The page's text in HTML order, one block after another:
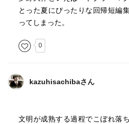
最初は取材な感じで始まったの
れまでの歴史を語る形になるが
一杯食わされて終わる。
ては満足ではあるものの、あれ
とった夏にぴったりな回帰短編
ってしまった。
0
kazuhisachibaさん
文明が成熟する過程でこぼれ落